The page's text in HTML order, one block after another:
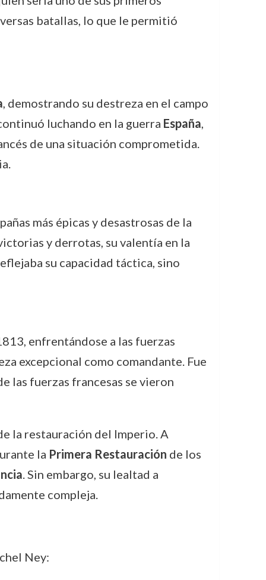
batallas, lo que le permitió
, demostrando su destreza en el campo
luchando en la guerra España,
de una situación comprometida.
más épicas y desastrosas de la
y derrotas, su valentía en la
su capacidad táctica, sino
enfrentándose a las fuerzas
excepcional como comandante. Fue
las fuerzas francesas se vieron
la restauración del Imperio. A
la Primera Restauración de los
. Sin embargo, su lealtad a
compleja.
Ney: